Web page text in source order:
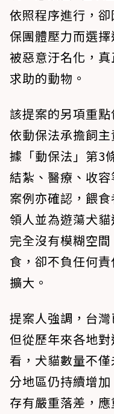
依照程序進行，
保團體壓力而選擇
被惡意汙名化，
求助的動物。
該提案的另項重
依動保法承擔飼
據「動保法」第3
結紮、醫療、收
案例亦確認，餵
領人並為遊蕩犬
完全沒有模糊空
食，卻不負任何
擴大。
提案人強調，台
但從歷年來各地
看，犬貓數量不
分地區仍持續增
存有嚴重落差，